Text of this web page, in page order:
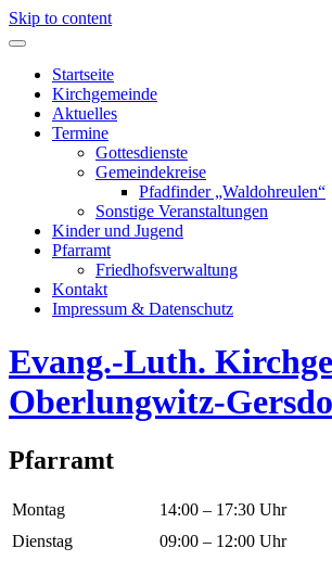
Skip to content
Startseite
Kirchgemeinde
Aktuelles
Termine
Gottesdienste
Gemeindekreise
Pfadfinder „Waldohreulen“
Sonstige Veranstaltungen
Kinder und Jugend
Pfarramt
Friedhofsverwaltung
Kontakt
Impressum & Datenschutz
Evang.-Luth.
Oberlungwitz-
Pfarramt
Montag
14:00 – 17:30 Uhr
Dienstag
09:00 – 12:00 Uhr